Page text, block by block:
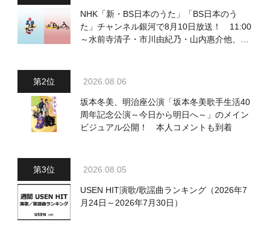
NHK「新・BS日本のうた」「BS日本のう
た」チャンネル銀河で8月10日放送！ 11:00
～水前寺清子・市川由紀乃・山内惠介他、
2026.08.06
坂本冬美、明治座公演「坂本冬美歌手生活40
周年記念公演～今日から明日へ～」のメイン
ビジュアル公開！ 本人コメントも到着
2026.08.05
USEN HIT演歌/歌謡曲ランキング（2026年7
月24日～2026年7月30日）